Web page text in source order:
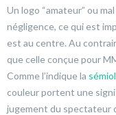
Un logo “amateur” ou
négligence, ce qui est
est au centre. Au
que celle conçue pour
Comme l’indique la
couleur portent une
jugement du spectateur